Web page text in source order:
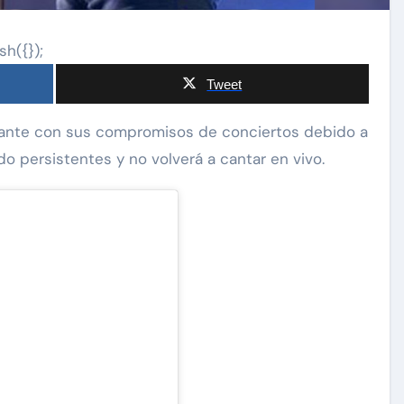
Tweet
persistentes y no volverá a cantar en vivo.